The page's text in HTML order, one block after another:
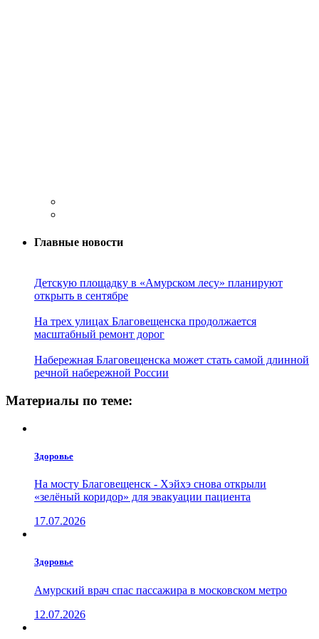
Главные новости
Детскую площадку в «Амурском лесу» планируют
открыть в сентябре
На трех улицах Благовещенска продолжается
масштабный ремонт дорог
Набережная Благовещенска может стать самой длинной
речной набережной России
Материалы по теме:
Здоровье
На мосту Благовещенск - Хэйхэ снова открыли
«зелёный коридор» для эвакуации пациента
17.07.2026
Здоровье
Амурский врач спас пассажира в московском метро
12.07.2026